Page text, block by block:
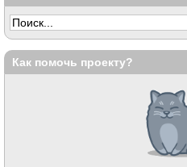
Как помочь проекту?